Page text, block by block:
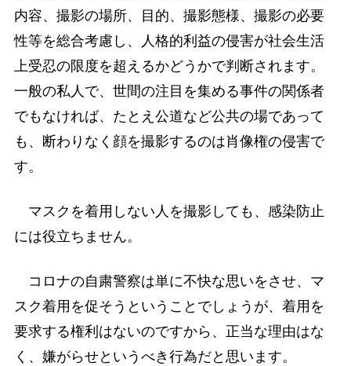
内容、撮影の場所、目的、撮影態様、撮影の必要
性等を総合考慮し、人格的利益の侵害が社会生活
上受忍の限度を超えるかどうかで判断されます。
一般の私人で、世間の注目を集める事件の関係者
でもなければ、たとえ公道など公共の場であって
も、断わりなく顔を撮影するのは肖像権の侵害で
す。
マスクを着用しない人を撮影しても、感染防止
には役立ちません。
コロナの自粛警察は単に不快な思いをさせ、マ
スク着用を促そうということでしょうが、着用を
要求する権利はないのですから、正当な理由はな
く、嫌がらせというべき行為だと思います。